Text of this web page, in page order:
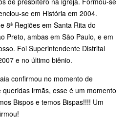
­se em História em 2004.
8ª Regiões em Santa Rita do
Preto, ambas em São Paulo, e em
Foi Superintendente Distrital
e no último biênio.
confirmou no momento de
irmãs, esse é um momento
Bispos e temos Bispas!!!! Um